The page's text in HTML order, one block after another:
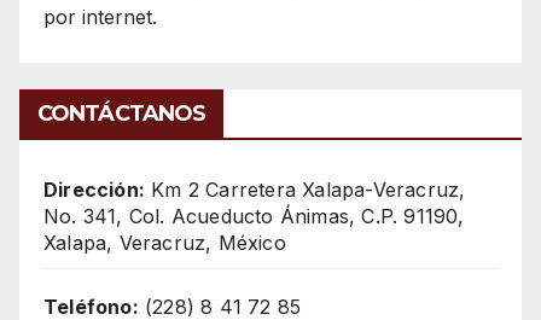
por internet.
CONTÁCTANOS
Dirección: Km 2 Carretera Xalapa-Veracruz,
No. 341, Col. Acueducto Ánimas, C.P. 91190,
Xalapa, Veracruz, México
Teléfono: (228) 8 41 72 85